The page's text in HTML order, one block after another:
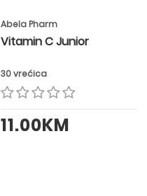
Abela Pharm
Vitamin C Junior
30 vrećica
11.00KM